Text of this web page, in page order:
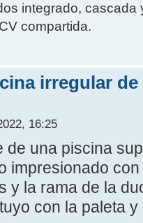
integrado,
compartida.
irregular
16:25
de una piscina
impresionado
y la rama de la
con la paleta